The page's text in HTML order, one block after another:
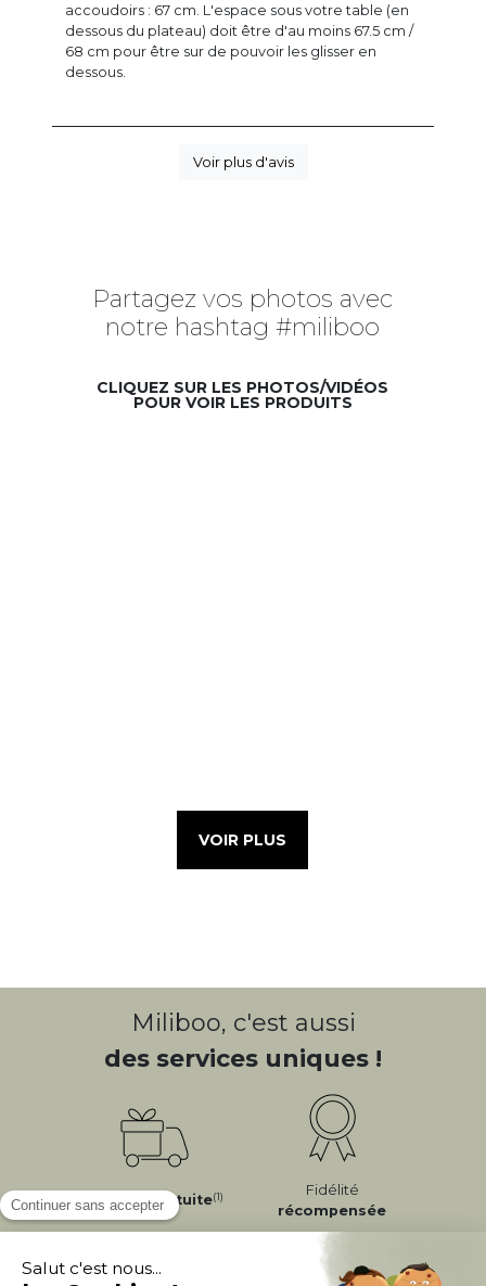
accoudoirs : 67 cm. L'espace sous votre table (en
dessous du plateau) doit être d'au moins 67.5 cm /
68 cm pour être sur de pouvoir les glisser en
dessous.
Voir plus d'avis
Partagez vos photos avec
notre hashtag #miliboo
CLIQUEZ SUR LES PHOTOS/VIDÉOS
POUR VOIR LES PRODUITS
VOIR PLUS
Miliboo, c'est aussi
des services uniques !
LivraisonGratuite(1)
Fidélité
récompensée